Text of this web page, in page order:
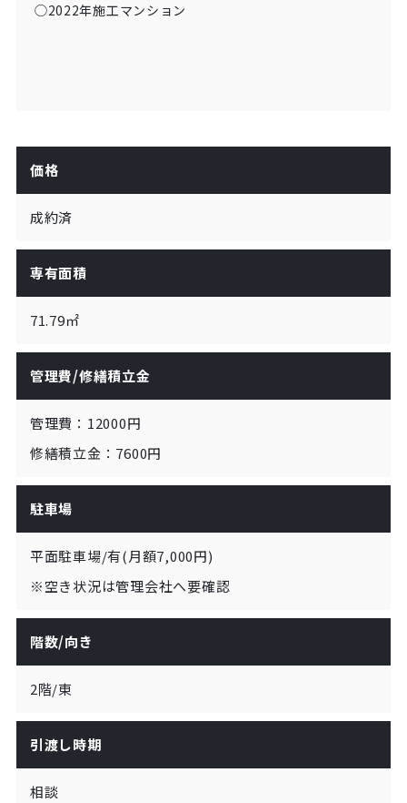
◯2022年施工マンション
価格
成約済
専有面積
71.79㎡
管理費/修繕積立金
管理費：12000円
駐車場
平面駐車場/有(月額7,000円)
※空き状況は管理会社へ要確認
階数/向き
2階/東
引渡し時期
相談